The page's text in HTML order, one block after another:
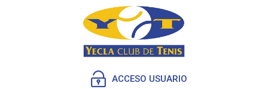
ACCESO USUARIO